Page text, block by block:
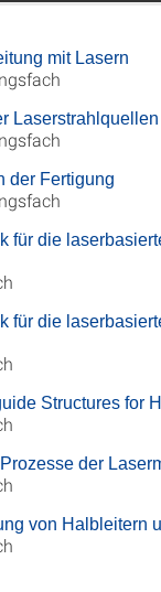
mit Lasern
Laserstrahlquellen
der Fertigung
für die
für die
Structures for
der
von Halbleitern